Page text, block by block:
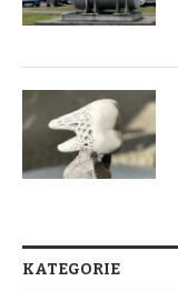
KATEGORIE